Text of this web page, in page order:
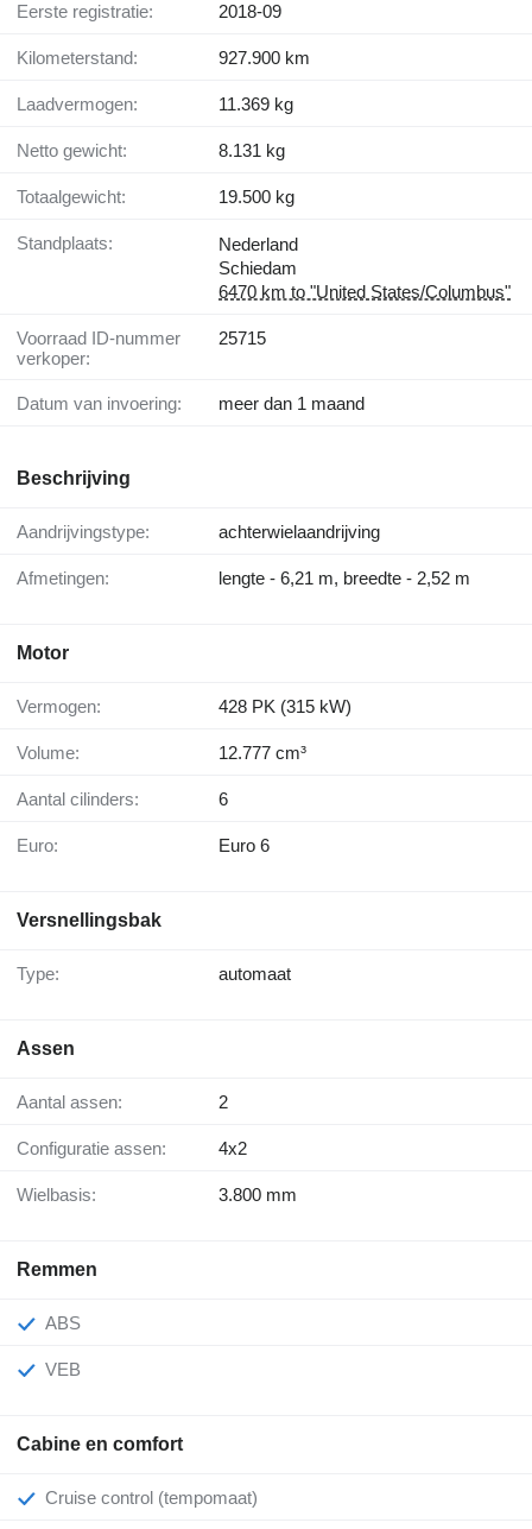
Eerste registratie: 2018-09
Kilometerstand: 927.900 km
Laadvermogen: 11.369 kg
Netto gewicht: 8.131 kg
Totaalgewicht: 19.500 kg
Standplaats:
Nederland
Schiedam
6470 km to "United States/Columbus"
Voorraad ID-nummer
verkoper:
25715
Datum van invoering: meer dan 1 maand
Beschrijving
Aandrijvingstype: achterwielaandrijving
Afmetingen: lengte - 6,21 m, breedte - 2,52 m
Motor
Vermogen: 428 PK (315 kW)
Volume: 12.777 cm³
Aantal cilinders: 6
Euro: Euro 6
Versnellingsbak
Type: automaat
Assen
Aantal assen: 2
Configuratie assen: 4x2
Wielbasis: 3.800 mm
Remmen
ABS
VEB
Cabine en comfort
Cruise control (tempomaat)